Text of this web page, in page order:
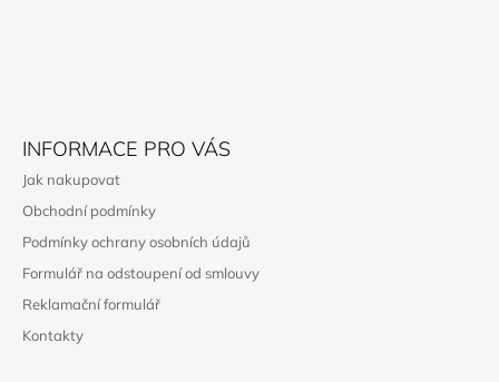
INFORMACE PRO VÁS
Jak nakupovat
Obchodní podmínky
Podmínky ochrany osobních údajů
Formulář na odstoupení od smlouvy
Reklamační formulář
Kontakty